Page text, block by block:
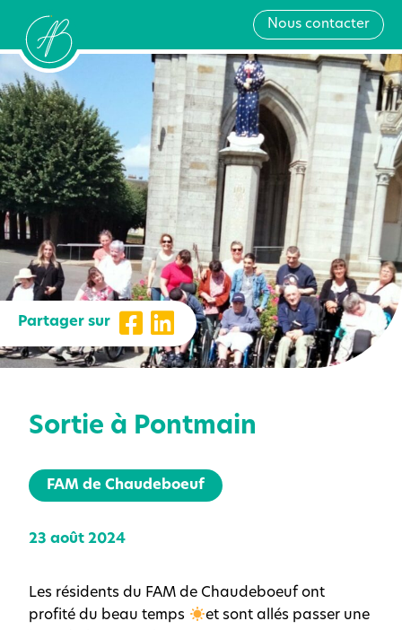
Nous contacter
Partager sur
Sortie à Pontmain
FAM de Chaudeboeuf
23 août 2024
Les résidents du FAM de Chaudeboeuf ont
profité du beau temps
et sont allés passer une